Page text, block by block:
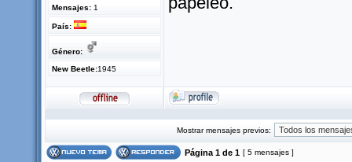
Mensajes: 1
País:
Género:
New Beetle:1945
Mostrar mensajes previos:
Página 1 de 1 [ 5 mensajes ]